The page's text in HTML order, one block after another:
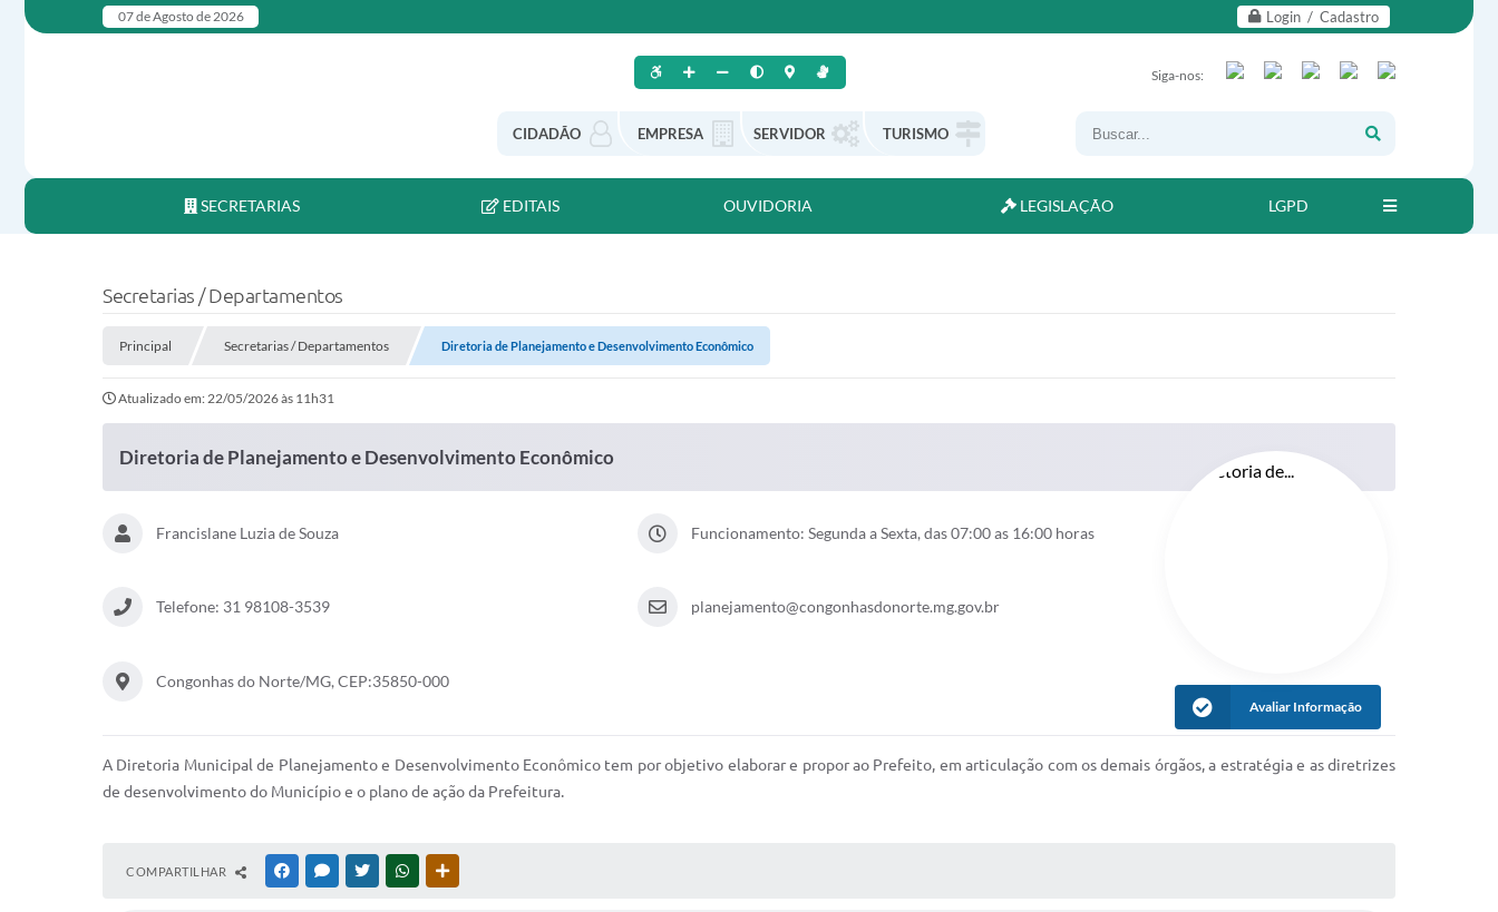
Login / Cadastro
07 de Agosto de 2026
CIDADÃO EMPRESA SERVIDOR TURISMO
Siga-nos:
SECRETARIAS EDITAIS OUVIDORIA LEGISLAÇÃO LGPD
Secretarias / Departamentos
Principal Secretarias / Departamentos Diretoria de Planejamento e Desenvolvimento Econômico
Atualizado em: 22/05/2026 às 11h31
Diretoria de Planejamento e Desenvolvimento Econômico
Francislane Luzia de Souza Funcionamento: Segunda a Sexta, das 07:00 as 16:00 horas
Telefone: 31 98108-3539 planejamento@congonhasdonorte.mg.gov.br
Congonhas do Norte/MG, CEP:35850-000
Avaliar Informação
A Diretoria Municipal de Planejamento e Desenvolvimento Econômico tem por objetivo elaborar e propor ao Prefeito, em articulação com os demais órgãos, a estratégia e as diretrizes
de desenvolvimento do Município e o plano de ação da Prefeitura.
COMPARTILHAR FACEBOOKMESSENGER
TWITTERWHATSAPP